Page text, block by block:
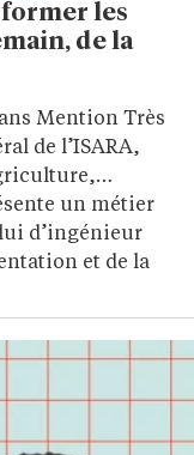
former les
de la
Mention Très
de l’ISARA,
un métier
d’ingénieur
et de la